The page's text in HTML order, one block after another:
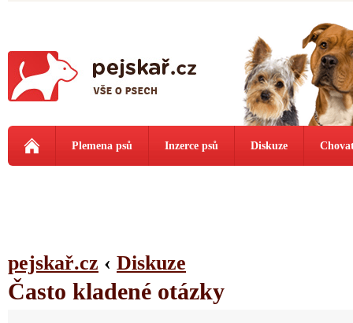
Plemena psů Inzerce psů Diskuze
pejskař.cz ‹ Diskuze
Často kladené otázky